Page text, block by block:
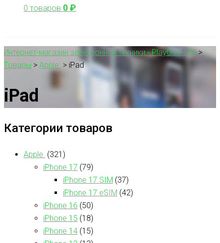
0 товаров 0₽
Интернет-магазин электронной техники - PlayGame34>
Товары > Apple > iPad
iPad
Категории товаров
Apple (321)
iPhone 17 (79)
iPhone 17 SIM (37)
iPhone 17 eSIM (42)
iPhone 16 (50)
iPhone 15 (18)
iPhone 14 (15)